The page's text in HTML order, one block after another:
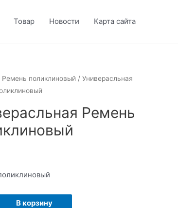
Товар Новости Карта сайта
Ремень поликлиновый / Универасльная
Ремень
В корзину